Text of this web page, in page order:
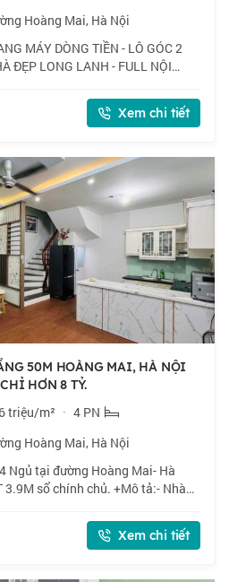
Hoàng Mai, Hà Nội
MÁY DÒNG TIỀN - LÔ GÓC 2
ĐẸP LONG LANH - FULL NỘI
ngay đầu phố
Xem chi tiết
50M HOÀNG MAI, HÀ NỘI
HƠN 8 TỶ.
triệu/m² · 4 PN
Hoàng Mai, Hà Nội
Ngủ tại đường Hoàng Mai- Hà
3.9M sổ chính chủ. +Mô tả:- Nhà
n
Xem chi tiết